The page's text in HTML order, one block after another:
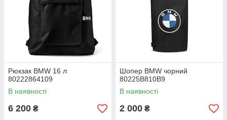
Рюкзак BMW 16 л
80222864109
В наявності
6 200 ₴
Шопер BMW чорний
80225B810B9
В наявності
2 000 ₴